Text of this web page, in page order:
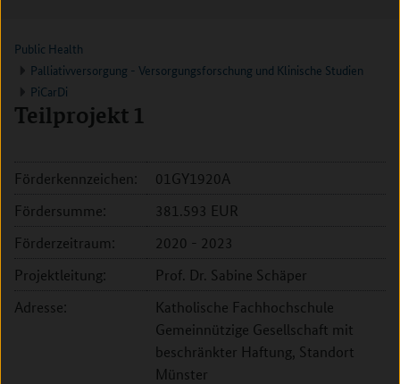
Public Health
Palliativversorgung - Versorgungsforschung und Klinische Studien
PiCarDi
Teilprojekt 1
Förderkennzeichen:
01GY1920A
Fördersumme:
381.593 EUR
Förderzeitraum:
2020 - 2023
Projektleitung:
Prof. Dr. Sabine Schäper
Adresse:
Katholische Fachhochschule
Gemeinnützige Gesellschaft mit
beschränkter Haftung, Standort
Münster